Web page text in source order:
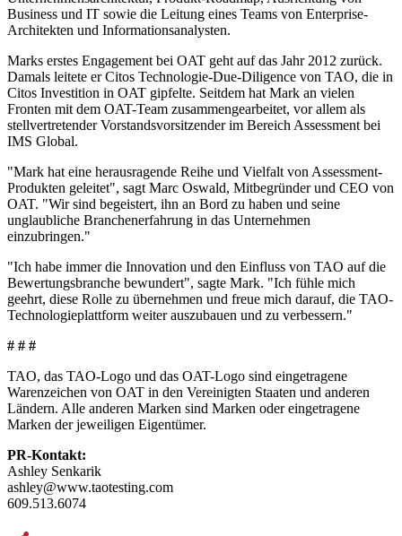
Business und IT sowie die Leitung eines Teams von Enterprise-
Architekten und Informationsanalysten.
Marks erstes Engagement bei OAT geht auf das Jahr 2012 zurück.
Damals leitete er Citos Technologie-Due-Diligence von TAO, die in
Citos Investition in OAT gipfelte. Seitdem hat Mark an vielen
Fronten mit dem OAT-Team zusammengearbeitet, vor allem als
stellvertretender Vorstandsvorsitzender im Bereich Assessment bei
IMS Global.
"Mark hat eine herausragende Reihe und Vielfalt von Assessment-
Produkten geleitet", sagt Marc Oswald, Mitbegründer und CEO von
OAT. "Wir sind begeistert, ihn an Bord zu haben und seine
unglaubliche Branchenerfahrung in das Unternehmen
einzubringen."
"Ich habe immer die Innovation und den Einfluss von TAO auf die
Bewertungsbranche bewundert", sagte Mark. "Ich fühle mich
geehrt, diese Rolle zu übernehmen und freue mich darauf, die TAO-
Technologieplattform weiter auszubauen und zu verbessern."
# # #
TAO, das TAO-Logo und das OAT-Logo sind eingetragene
Warenzeichen von OAT in den Vereinigten Staaten und anderen
Ländern. Alle anderen Marken sind Marken oder eingetragene
Marken der jeweiligen Eigentümer.
PR-Kontakt:
Ashley Senkarik
ashley@www.taotesting.com
609.513.6074